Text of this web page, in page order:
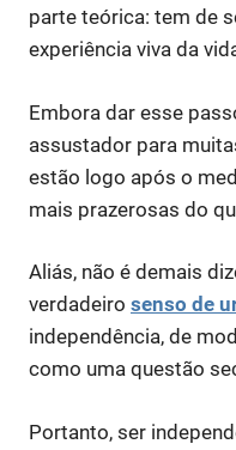
parte teórica: tem de
experiência viva da
Embora dar esse
assustador para
estão logo após o
mais prazerosas do
Aliás, não é demais
verdadeiro senso de
independência, de
como uma questão
Portanto, ser